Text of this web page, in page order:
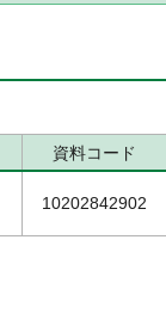
資料コード
10202842902